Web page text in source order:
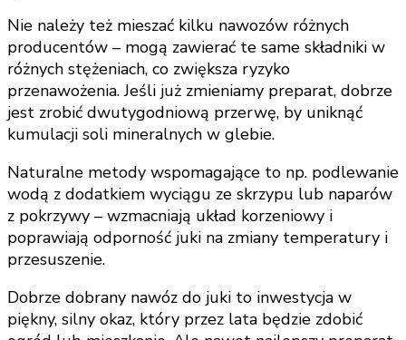
Nie należy też mieszać kilku nawozów różnych
producentów – mogą zawierać te same składniki w
różnych stężeniach, co zwiększa ryzyko
przenawożenia. Jeśli już zmieniamy preparat, dobrze
jest zrobić dwutygodniową przerwę, by uniknąć
kumulacji soli mineralnych w glebie.
Naturalne metody wspomagające to np. podlewanie
wodą z dodatkiem wyciągu ze skrzypu lub naparów
z pokrzywy – wzmacniają układ korzeniowy i
poprawiają odporność juki na zmiany temperatury i
przesuszenie.
Dobrze dobrany nawóz do juki to inwestycja w
piękny, silny okaz, który przez lata będzie zdobić